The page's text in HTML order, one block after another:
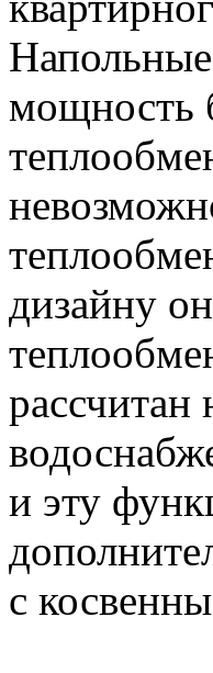
мощность
дизайну
рассчитан
и эту
с